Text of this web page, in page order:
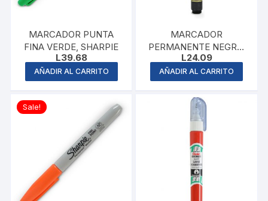
MARCADOR PUNTA
FINA VERDE, SHARPIE
L39.68
AÑADIR AL CARRITO
MARCADOR
PERMANENTE NEGRO,
MAPED
L24.09
AÑADIR AL CARRITO
Sale!